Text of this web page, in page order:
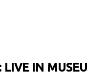
LIVE IN